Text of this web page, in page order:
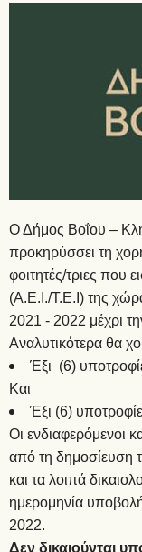
Ο Δήμος Βοΐου –
προκηρύσσει τη
φοιτητές/τριες που
(Α.Ε.Ι./Τ.Ε.Ι) της
2021 - 2022 μέχρι
Αναλυτικότερα θα
Έξι (6)
Και
Έξι (6)
Οι ενδιαφερόμενοι
από τη δημοσίευση
και τα λοιπά
ημερομηνία
2022.
Δεν δικαιούνται